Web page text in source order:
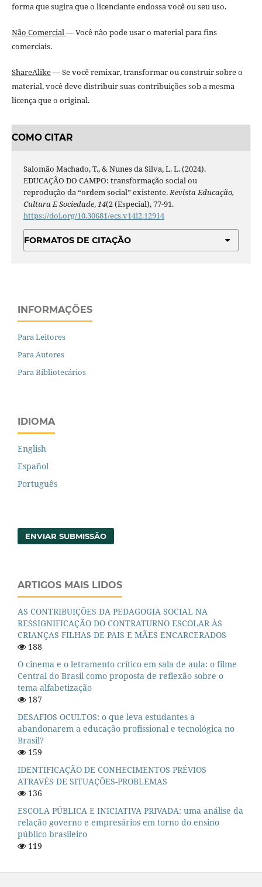
forma que sugira que o licenciante endossa você ou seu uso.
Não Comercial — Você não pode usar o material para fins
comerciais.
ShareAlike— Se você remixar, transformar ou construir sobre o
material, você deve distribuir suas contribuições sob a mesma
licença que o original.
COMO CITAR
Salomão Machado, T., & Nunes da Silva, L. L. (2024).
EDUCAÇÃO DO CAMPO: transformação social ou
reprodução da “ordem social” existente.Revista Educação,
Cultura E Sociedade,14(2 (Especial), 77-91.
https://doi.org/10.30681/ecs.v14i2.12914
FORMATOS DE CITAÇÃO
INFORMAÇÕES
Para Leitores
Para Autores
Para Bibliotecários
IDIOMA
English
Español
Português
ENVIAR SUBMISSÃO
ARTIGOS MAIS LIDOS
AS CONTRIBUIÇÕES DA PEDAGOGIA SOCIAL NA
RESSIGNIFICAÇÃO DO CONTRATURNO ESCOLAR ÀS
CRIANÇAS FILHAS DE PAIS E MÃES ENCARCERADOS
188
O cinema e o letramento crítico em sala de aula: o filme
Central do Brasil como proposta de reflexão sobre o
tema alfabetização
187
DESAFIOS OCULTOS: o que leva estudantes a
abandonarem a educação profissional e tecnológica no
Brasil?
159
IDENTIFICAÇÃO DE CONHECIMENTOS PRÉVIOS
ATRAVÉS DE SITUAÇÕES-PROBLEMAS
136
ESCOLA PÚBLICA E INICIATIVA PRIVADA: uma análise da
relação governo e empresários em torno do ensino
público brasileiro
119